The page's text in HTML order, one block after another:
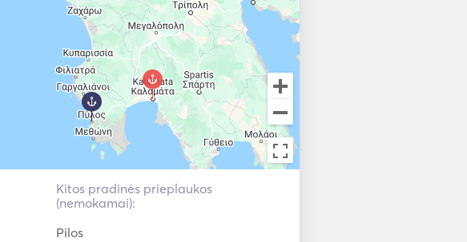
Kitos pradinės prieplaukos
(nemokamai):
Pilos